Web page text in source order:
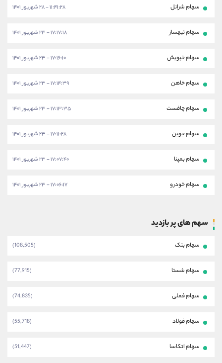
سهام شرانل ۱۱:۴۱:۲۸ - ۲۸ شهریور ۱۴۰۱
سهام ثبهساز ۱۷:۱۷:۱۸ - ۲۳ شهریور ۱۴۰۱
سهام خپویش ۱۷:۱۶:۱۰ - ۲۳ شهریور ۱۴۰۱
سهام خاهن ۱۷:۱۴:۳۹ - ۲۳ شهریور ۱۴۰۱
سهام چافست ۱۷:۱۳:۳۵ - ۲۳ شهریور ۱۴۰۱
سهام جوین ۱۷:۱۱:۲۸ - ۲۳ شهریور ۱۴۰۱
سهام بمپنا ۱۷:۰۷:۴۰ - ۲۳ شهریور ۱۴۰۱
سهام خودرو ۱۷:۰۶:۱۷ - ۲۳ شهریور ۱۴۰۱
سهم های پر بازدید
سهام بتک (108,505)
سهام شستا (77,915)
سهام فملی (74,835)
سهام فولاد (55,718)
سهام اتکاسا (51,447)